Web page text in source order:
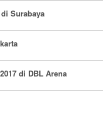
Surabaya
di DBL Arena